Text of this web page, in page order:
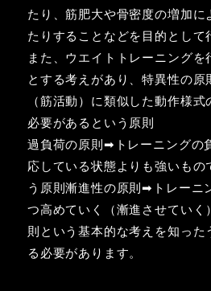
たり、筋肥大や骨密度の増加に
たりすることなどを目的として
また、ウエイトトレーニングを
とする考えがあり、特異性の
（筋活動）に類似した動作様
必要があるという原則
過負荷の原則➡トレーニングの
応している状態よりも強いもの
う原則漸進性の原則➡トレーニ
つ高めていく（漸進させていく
則という基本的な考えを知った
る必要があります。